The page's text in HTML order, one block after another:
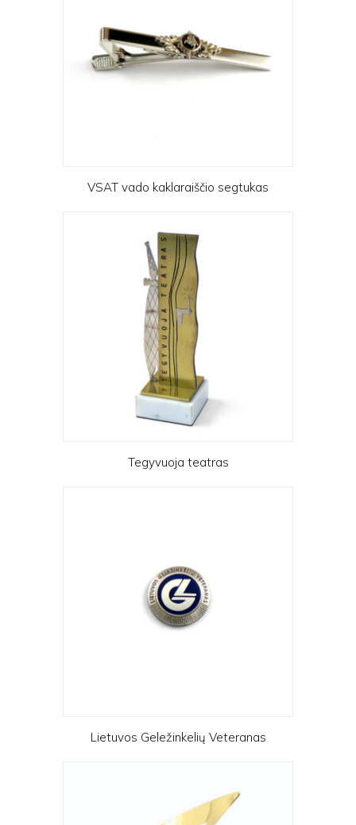
VSAT vado kaklaraiščio segtukas
Tegyvuoja teatras
Lietuvos Geležinkelių Veteranas